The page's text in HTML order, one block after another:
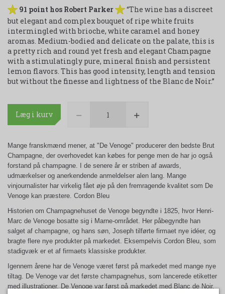
91 point hos Robert Parker
“The wine has a discreet
but elegant and complex bouquet of ripe white fruits
intermingled with brioche, white caramel and honey
aromas. Medium-bodied and delicate on the palate, this is
a pretty rich and round yet fresh and elegant Champagne
with a stimulatingly pure, mineral finish and persistent
lemon flavors. This has good intensity, length and tension
but without the finesse and lightness of the Blanc de Noir.”
Læg i kurv
Mange franskmænd mener, at "De Venoge" producerer den bedste Brut
Champagne, der overhovedet kan købes for penge men de har jo også
forstand på champagne. I de senere år er striben af awards,
udmærkelser og anerkendende anmeldelser alen lang. Mange
vinjournalister har virkelig fået øje på den fremragende kvalitet som De
Venoge kan præstere. Cordon Bleu
Historien om Champagnehuset de Venoge begyndte i 1825, hvor Henri-
Marc de Venoge bosatte sig i Marne-området. Her påbegyndte han
salget af champagne, og hans søn, Joseph tilførte firmaet nye idéer, og
bragte flere nye produkter på markedet. Eksempelvis Cordon Bleu, som
stadigvæk er et af firmaets klassiske produkter.
Igennem årene har de Venoge været først på markedet med mange nye
tiltag. De Venoge var det første champagnehus, som lancerede etiketter
med illustrationer, De Venoge var først på markedet med Blanc de Noir,